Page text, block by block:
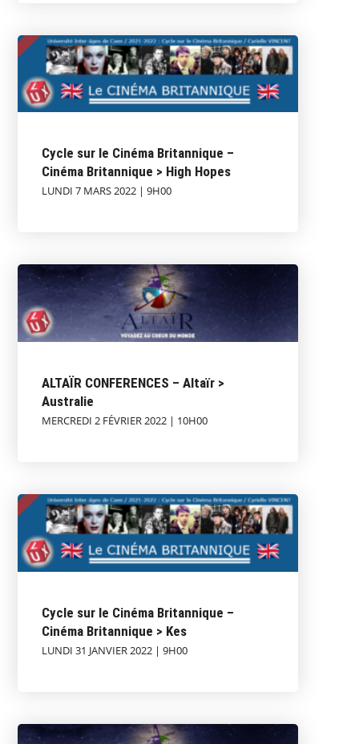
Cycle sur le Cinéma Britannique –
Cinéma Britannique > High Hopes
LUNDI 7 MARS 2022 | 9H00
ALTAÏR CONFERENCES – Altaïr >
Australie
MERCREDI 2 FÉVRIER 2022 | 10H00
Cycle sur le Cinéma Britannique –
Cinéma Britannique > Kes
LUNDI 31 JANVIER 2022 | 9H00